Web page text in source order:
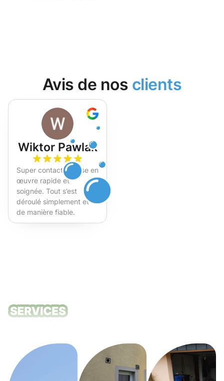
Avis de nos clients
Wiktor Pawlak
Super contact et mise en
œuvre rapide et
soignée. Tout s’est
déroulé simplement et
de manière fiable.
Fortement recommandé !